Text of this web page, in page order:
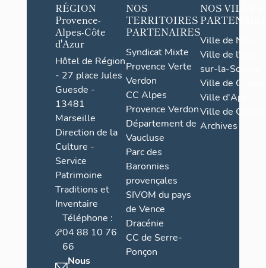
RÉGION
Provence-
Alpes-Côte
d'Azur
Hôtel de Région
- 27 place Jules
Guesde -
13481
Marseille
Direction de la
Culture -
Service
Patrimoine
Traditions et
Inventaire
Téléphone :
04 88 10 76
66
Nous
NOS
TERRITOIRES
PARTENAIRES
Syndicat Mixte
Provence Verte
Verdon
CC Alpes
Provence Verdon
Département de
Vaucluse
Parc des
Baronnies
provençales
SIVOM du pays
de Vence
Dracénie
CC de Serre-
Ponçon
NOS VILLES
Ville de Nice
Ville de l'Isle-
sur-la-Sorgue
Ville de Grasse
Ville d'Apt
Ville de
Archives